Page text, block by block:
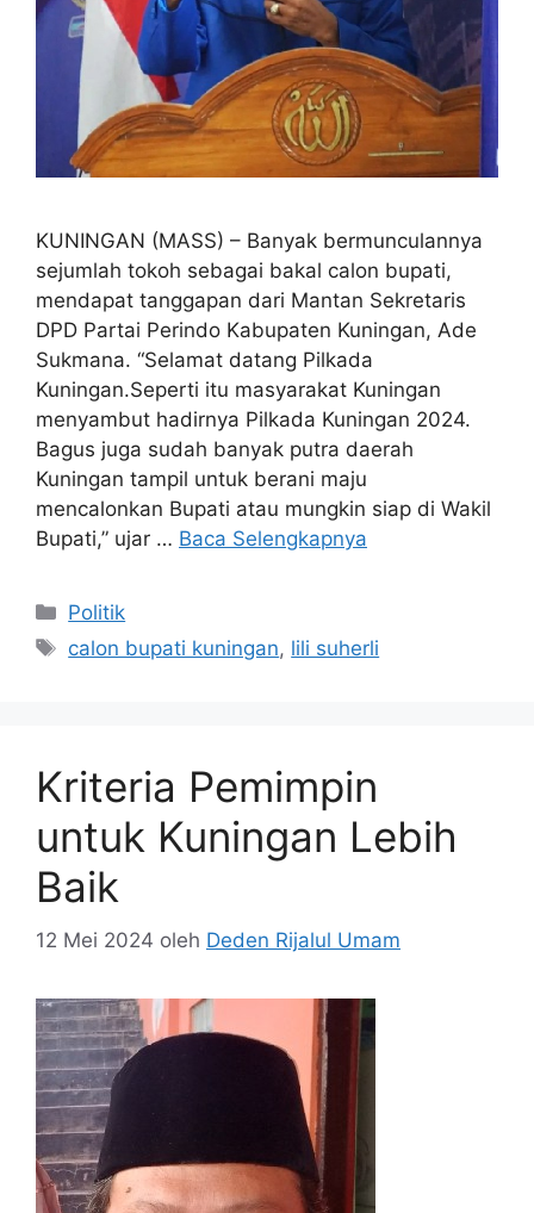
KUNINGAN (MASS) – Banyak bermunculannya
sejumlah tokoh sebagai bakal calon bupati,
mendapat tanggapan dari Mantan Sekretaris
DPD Partai Perindo Kabupaten Kuningan, Ade
Sukmana. “Selamat datang Pilkada
Kuningan.Seperti itu masyarakat Kuningan
menyambut hadirnya Pilkada Kuningan 2024.
Bagus juga sudah banyak putra daerah
Kuningan tampil untuk berani maju
mencalonkan Bupati atau mungkin siap di Wakil
Bupati,” ujar … Baca Selengkapnya
Kategori
Politik
Tag
calon bupati kuningan, lili suherli
Kriteria Pemimpin
untuk Kuningan Lebih
Baik
12 Mei 2024 oleh Deden Rijalul Umam